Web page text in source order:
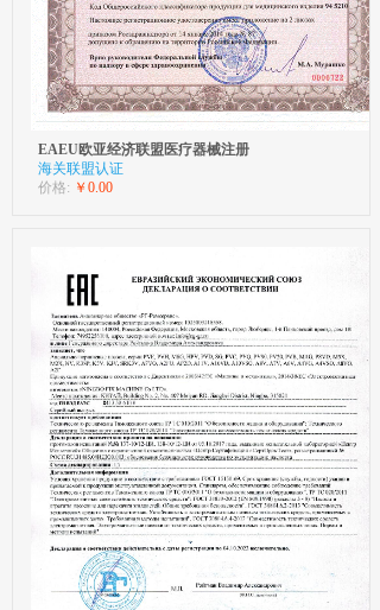
EAEU欧亚经济联盟医疗器械注册
海关联盟认证
价格: ￥0.00